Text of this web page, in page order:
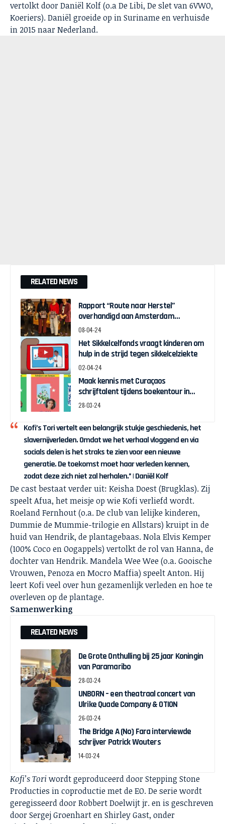
vertolkt door Daniël Kolf (o.a De Libi, De slet van 6VWO,
Koeriers). Daniël groeide op in Suriname en verhuisde
in 2015 naar Nederland.
RELATED NEWS
Rapport “Route naar Herstel”
overhandigd aan Amsterdam
Wethouder Touria Meliani
08-04-24
Het Sikkelcelfonds vraagt kinderen om
hulp in de strijd tegen sikkelcelziekte
02-04-24
Maak kennis met Curaçaos
schrijftalent tijdens boekentour in
april
28-03-24
Kofi’s Tori vertelt een belangrijk stukje geschiedenis, het
slavernijverleden. Omdat we het verhaal vloggend en via
socials delen is het straks te zien voor een nieuwe
generatie. De toekomst moet haar verleden kennen,
zodat deze zich niet zal herhalen.” | Daniël Kolf
De cast bestaat verder uit: Keisha Doest (Brugklas). Zij
speelt Afua, het meisje op wie Kofi verliefd wordt.
Roeland Fernhout (o.a. De club van lelijke kinderen,
Dummie de Mummie-trilogie en Allstars) kruipt in de
huid van Hendrik, de plantagebaas. Nola Elvis Kemper
(100% Coco en Oogappels) vertolkt de rol van Hanna, de
dochter van Hendrik. Mandela Wee Wee (o.a. Gooische
Vrouwen, Penoza en Mocro Maffia) speelt Anton. Hij
leert Kofi veel over hun gezamenlijk verleden en hoe te
overleven op de plantage.
Samenwerking
RELATED NEWS
De Grote Onthulling bij 25 jaar Koningin
van Paramaribo
28-03-24
UNBORN – een theatraal concert van
Ulrike Quade Company & OTION
26-03-24
The Bridge A (No) Fara interviewde
schrijver Patrick Wouters
14-03-24
Kofi’s Tori wordt geproduceerd door Stepping Stone
Producties in coproductie met de EO. De serie wordt
geregisseerd door Robbert Doelwijt jr. en is geschreven
door Sergej Groenhart en Shirley Gast, onder